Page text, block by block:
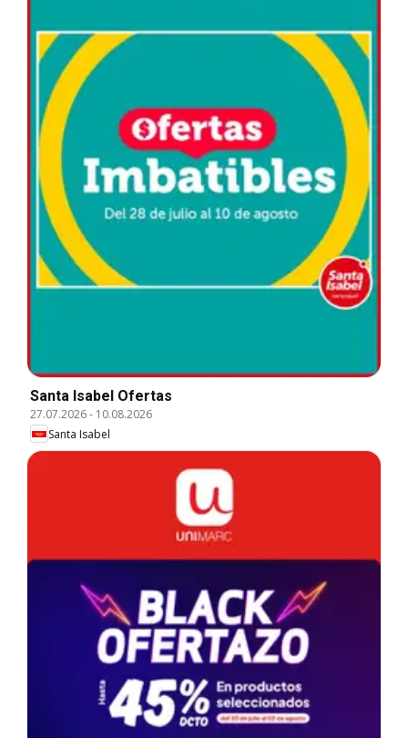
Santa Isabel Ofertas
27.07.2026- 10.08.2026
Santa Isabel